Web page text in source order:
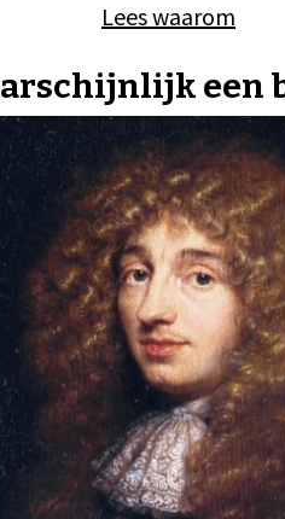
Lees waarom
een